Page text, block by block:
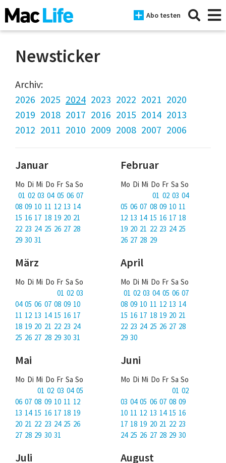
Abo testen
News
iPhone
Mac
Tests
Tipps
Magazine
Über uns
Mac Life+
Anmelden
Newsticker
Archiv:
2026 2025 2024 2023 2022 2021 2020
2019 2018 2017 2016 2015 2014 2013
2012 2011 2010 2009 2008 2007 2006
Januar
Mo Di Mi Do Fr Sa So
01 02 03 04 05 06 07
08 09 10 11 12 13 14
15 16 17 18 19 20 21
22 23 24 25 26 27 28
29 30 31
Februar
Mo Di Mi Do Fr Sa So
01 02 03 04
05 06 07 08 09 10 11
12 13 14 15 16 17 18
19 20 21 22 23 24 25
26 27 28 29
März
Mo Di Mi Do Fr Sa So
01 02 03
04 05 06 07 08 09 10
11 12 13 14 15 16 17
18 19 20 21 22 23 24
25 26 27 28 29 30 31
April
Mo Di Mi Do Fr Sa So
01 02 03 04 05 06 07
08 09 10 11 12 13 14
15 16 17 18 19 20 21
22 23 24 25 26 27 28
29 30
Mai
Mo Di Mi Do Fr Sa So
01 02 03 04 05
06 07 08 09 10 11 12
13 14 15 16 17 18 19
20 21 22 23 24 25 26
27 28 29 30 31
Juni
Mo Di Mi Do Fr Sa So
01 02
03 04 05 06 07 08 09
10 11 12 13 14 15 16
17 18 19 20 21 22 23
24 25 26 27 28 29 30
Juli August